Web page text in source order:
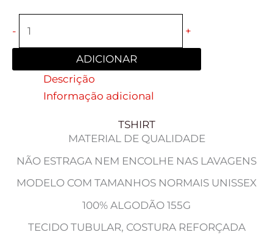
- +
ADICIONAR
Descrição
Informação adicional
TSHIRT
MATERIAL DE QUALIDADE
NÃO ESTRAGA NEM ENCOLHE NAS LAVAGENS
MODELO COM TAMANHOS NORMAIS UNISSEX
100% ALGODÃO 155G
TECIDO TUBULAR, COSTURA REFORÇADA